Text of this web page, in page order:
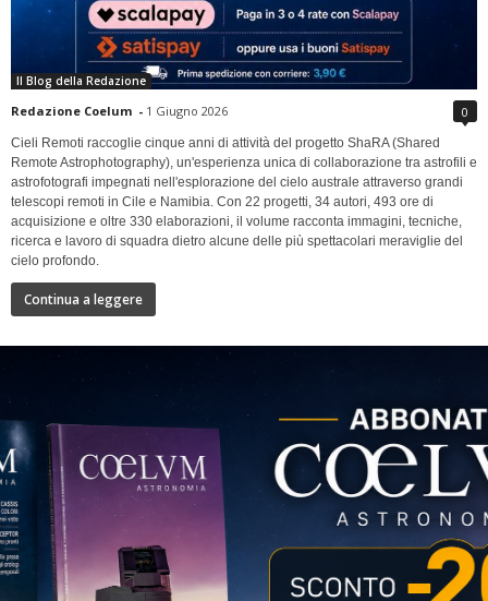
Il Blog della Redazione
Redazione Coelum - 1 Giugno 2026 0
Cieli Remoti raccoglie cinque anni di attività del progetto ShaRA (Shared
Remote Astrophotography), un'esperienza unica di collaborazione tra astrofili e
astrofotografi impegnati nell'esplorazione del cielo australe attraverso grandi
telescopi remoti in Cile e Namibia. Con 22 progetti, 34 autori, 493 ore di
acquisizione e oltre 330 elaborazioni, il volume racconta immagini, tecniche,
ricerca e lavoro di squadra dietro alcune delle più spettacolari meraviglie del
cielo profondo.
Continua a leggere